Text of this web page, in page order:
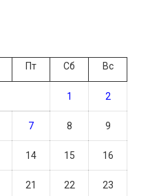
Пт Сб Вс
1 2
7 8 9
14 15 16
21 22 23